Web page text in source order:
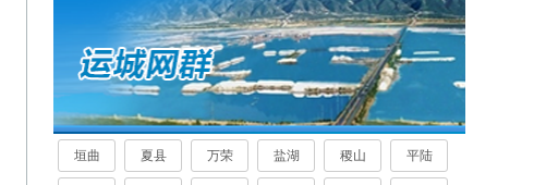
垣曲 夏县 万荣 盐湖 稷山 平陆